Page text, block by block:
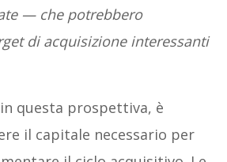
— che potrebbero
di acquisizione interessanti
in questa prospettiva, è
il capitale necessario per